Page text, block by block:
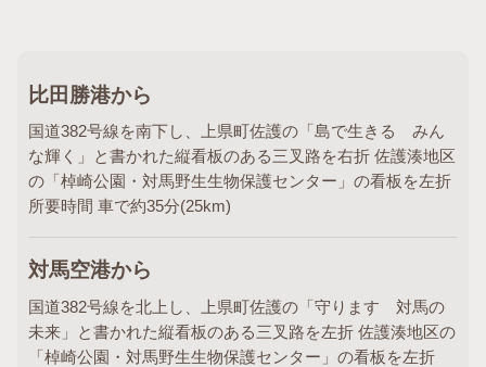
比田勝港から
国道382号線を南下し、上県町佐護の「島で生きる みん
な輝く」と書かれた縦看板のある三叉路を右折 佐護湊地区
の「棹崎公園・対馬野生生物保護センター」の看板を左折
所要時間 車で約35分(25km)
対馬空港から
国道382号線を北上し、上県町佐護の「守ります 対馬の
未来」と書かれた縦看板のある三叉路を左折 佐護湊地区の
「棹崎公園・対馬野生生物保護センター」の看板を左折